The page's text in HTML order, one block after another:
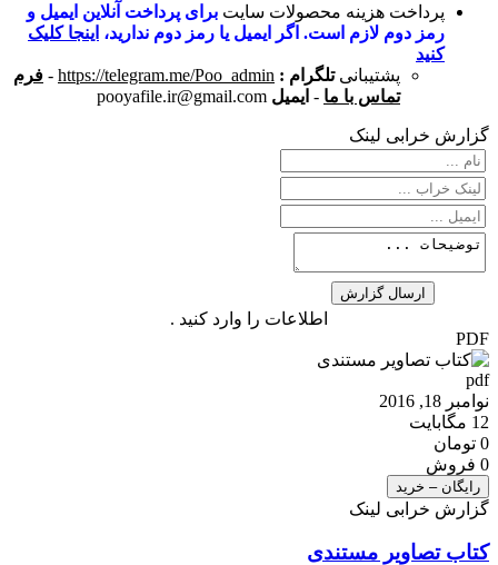
پرداخت هزینه محصولات سایت برای پرداخت آنلاین ایمیل و
رمز دوم لازم است. اگر ایمیل یا رمز دوم ندارید، اینجا کلیک
کنید
پشتیبانی تلگرام : https://telegram.me/Poo_admin
- فرم
تماس با ما - ایمیل pooyafile.ir@gmail.com
گزارش خرابی لینک
اطلاعات را وارد کنید .
PDF
pdf
نوامبر 18, 2016
12 مگابایت
0 تومان
0 فروش
رایگان – خرید
گزارش خرابی لینک
کتاب تصاویر مستندی